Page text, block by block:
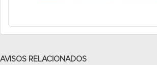
AVISOS RELACIONADOS